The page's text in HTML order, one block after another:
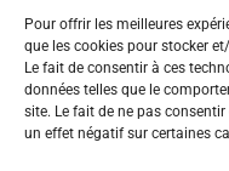
Pour offrir les meilleures
que les cookies pour stocker
Le fait de consentir à ces
données telles que le
site. Le fait de ne pas
un effet négatif sur certaines
Bicentenaire
Marie Ampère
Mentions